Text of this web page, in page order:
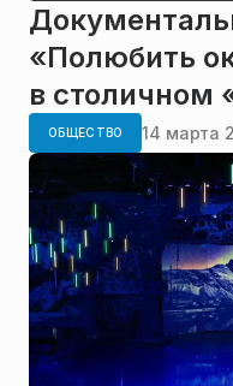
«Полюбить
в столичном
ОБЩЕСТВО 14 марта